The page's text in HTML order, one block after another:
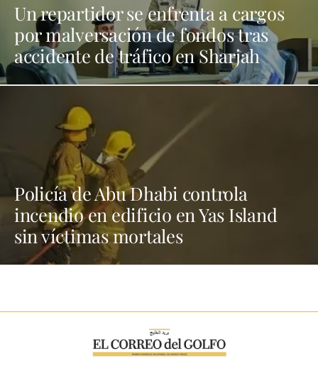
Un repartidor se enfrenta a cargos
por malversación de fondos tras
accidente de tráfico en Sharjah
Policía de Abu Dhabi controla
incendio en edificio en Yas Island
sin víctimas mortales